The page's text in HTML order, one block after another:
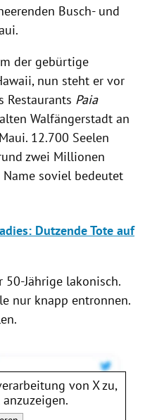
Busch- und
der gebürtige
nun steht er vor
Restaurants Paia
Walfängerstadt an
12.700 Seelen
zwei Millionen
soviel bedeutet
Dutzende Tote auf
50-Jährige lakonisch.
nur knapp entronnen.
von Xzu,